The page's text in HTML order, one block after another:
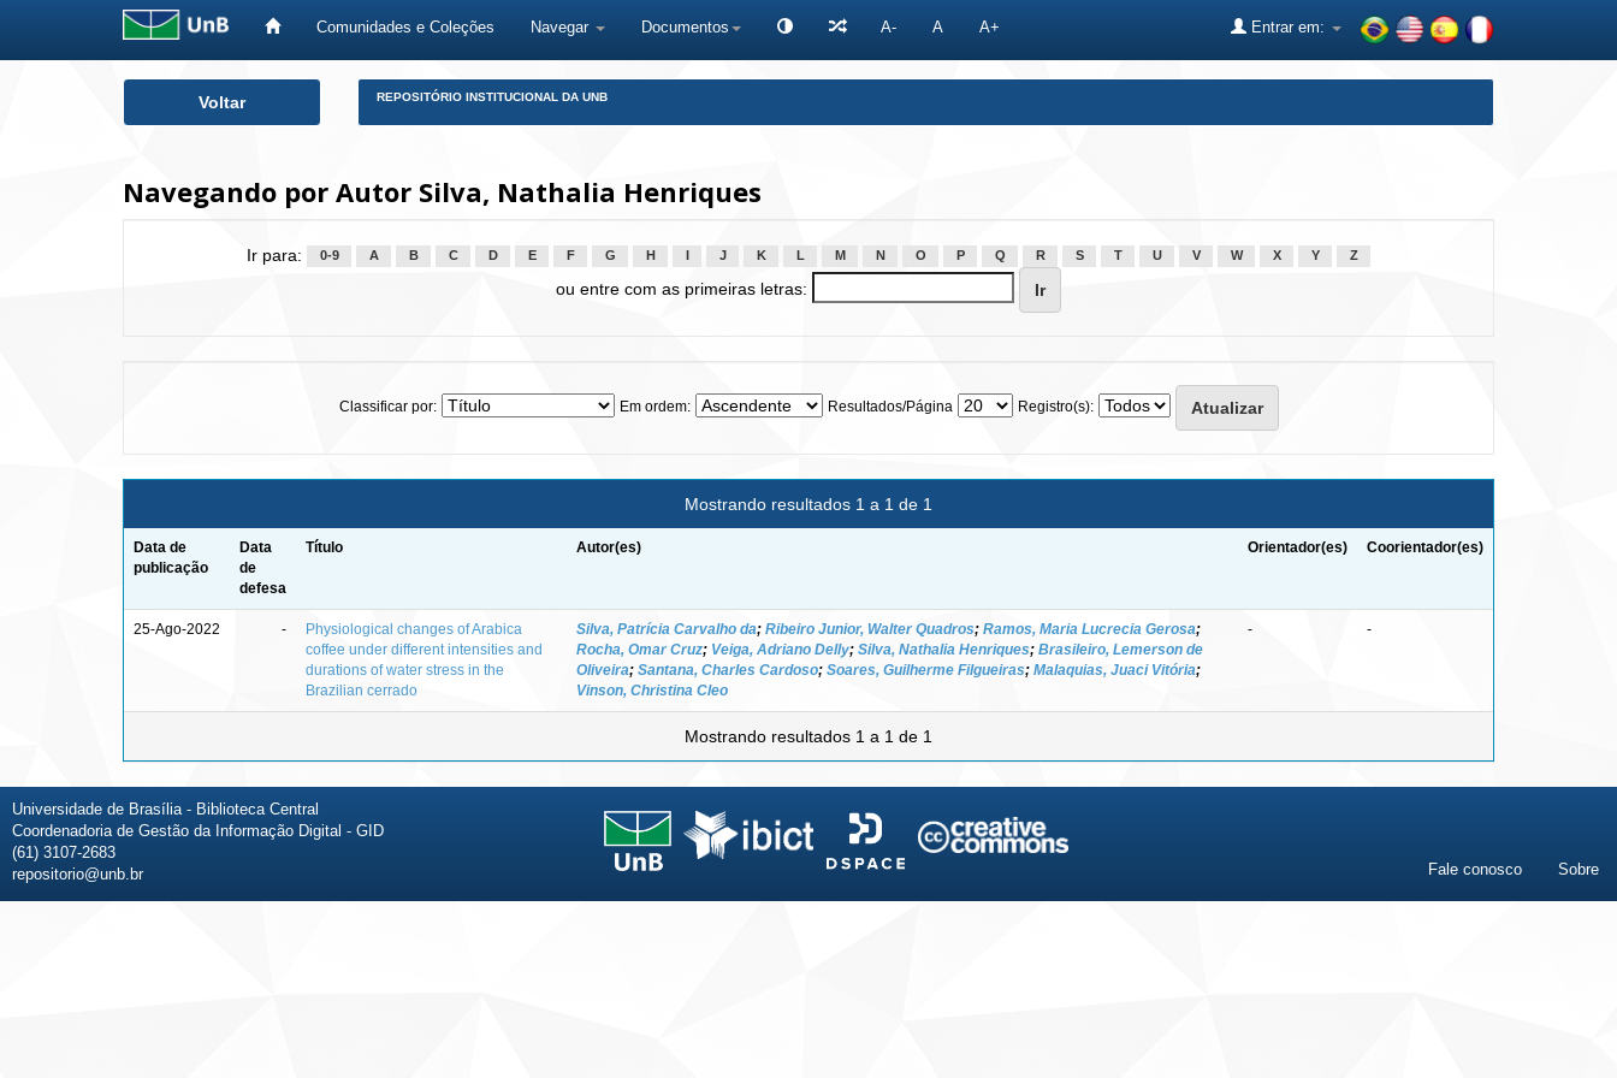
Comunidades e Coleções Navegar Documentos A- A A+ Entrar em:
Voltar REPOSITÓRIO INSTITUCIONAL DA UNB
Navegando por Autor Silva, Nathalia Henriques
Ir para: 0-9 A B C D E F G H J K L M N O P Q R S T U V W X Y Z
ou entre com as primeiras letras:
Classificar por: Em ordem: Resultados/Página Registro(s):
Mostrando resultados 1 a 1 de 1
Data de
publicação
Data
de
defesa
Título Autor(es) Orientador(es) Coorientador(es)
25-Ago-2022 -
Physiological changes of Arabica
coffee under different intensities and
durations of water stress in the
Brazilian cerrado
Silva, Patrícia Carvalho da; Ribeiro Junior, Walter Quadros; Ramos, Maria Lucrecia Gerosa;
Rocha, Omar Cruz; Veiga, Adriano Delly; Silva, Nathalia Henriques; Brasileiro, Lemerson de
Oliveira; Santana, Charles Cardoso; Soares, Guilherme Filgueiras; Malaquias, Juaci Vitória;
Vinson, Christina Cleo
- -
Mostrando resultados 1 a 1 de 1
Universidade de Brasília - Biblioteca Central
Coordenadoria de Gestão da Informação Digital - GID
(61) 3107-2683
repositorio@unb.br
Fale conosco Sobre